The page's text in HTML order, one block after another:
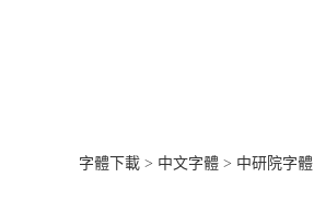
字體下載 > 中文字體 > 中研院字體